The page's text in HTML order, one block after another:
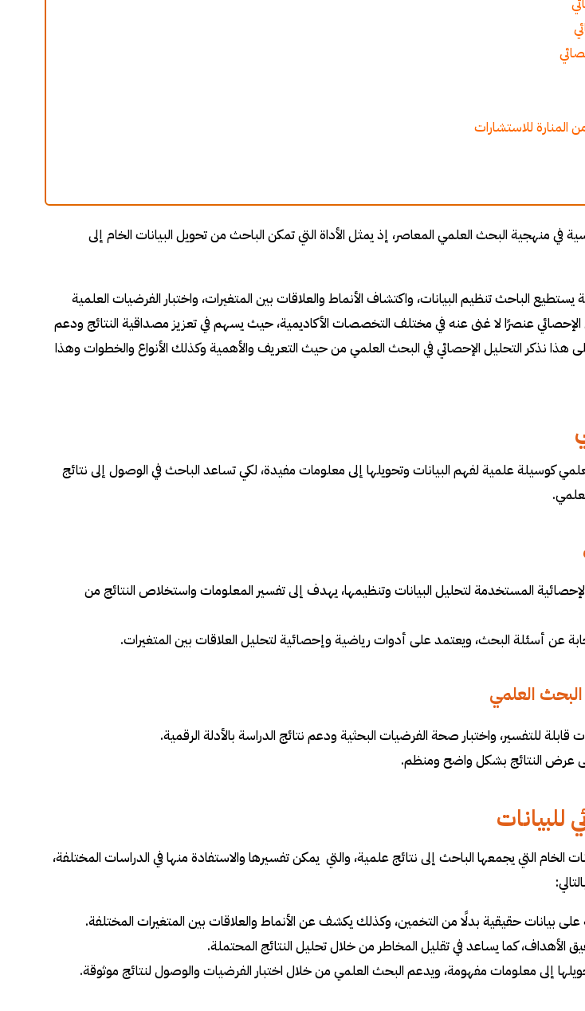
المنارة للاستشارات
في منهجية البحث العلمي المعاصر، إذ يمثل الأداة التي تمكن الباحث من تحويل البيانات الخام إلى
الباحث تنظيم البيانات، واكتشاف الأنماط والعلاقات بين المتغيرات، واختبار الفرضيات العلمية
عنصرًا لا غنى عنه في مختلف التخصصات الأكاديمية، حيث يسهم في تعزيز مصداقية النتائج ودعم
هذا نذكر التحليل الإحصائي في البحث العلمي من حيث التعريف والأهمية وكذلك الأنواع والخطوات وهذا
كوسيلة علمية لفهم البيانات وتحويلها إلى معلومات مفيدة، لكي تساعد الباحث في الوصول إلى نتائج
المستخدمة لتحليل البيانات وتنظيمها، يهدف إلى تفسير المعلومات واستخلاص النتائج من
عن أسئلة البحث، ويعتمد على أدوات رياضية وإحصائية لتحليل العلاقات بين المتغيرات.
البحث العلمي
قابلة للتفسير، واختبار صحة الفرضيات البحثية ودعم نتائج الدراسة بالأدلة الرقمية.
عرض النتائج بشكل واضح ومنظم.
للبيانات
الخام التي يجمعها الباحث إلى نتائج علمية، والتي يمكن تفسيرها والاستفادة منها في الدراسات المختلفة،
على بيانات حقيقية بدلًا من التخمين، وكذلك يكشف عن الأنماط والعلاقات بين المتغيرات المختلفة.
الأهداف، كما يساعد في تقليل المخاطر من خلال تحليل النتائج المحتملة.
إلى معلومات مفهومة، ويدعم البحث العلمي من خلال اختبار الفرضيات والوصول لنتائج موثوقة.